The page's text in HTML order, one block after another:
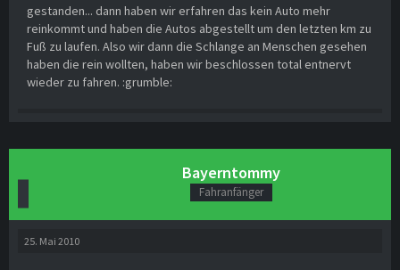
gestanden... dann haben wir erfahren das kein Auto mehr
reinkommt und haben die Autos abgestellt um den letzten km zu
Fuß zu laufen. Also wir dann die Schlange an Menschen gesehen
haben die rein wollten, haben wir beschlossen total entnervt
wieder zu fahren. :grumble:
Bayerntommy
Fahranfänger
25. Mai 2010